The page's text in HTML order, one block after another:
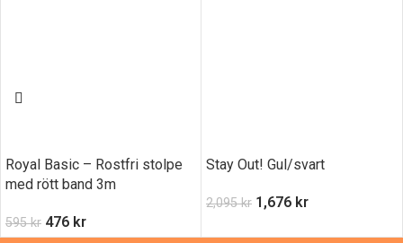
Royal Basic – Rostfri stolpe
med rött band 3m
595kr 476 kr
Stay Out! Gul/svart
2,095kr 1,676 kr